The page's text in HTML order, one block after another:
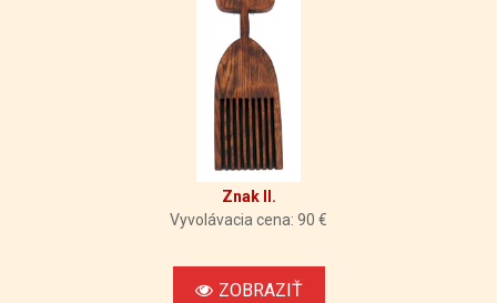
Znak II.
Vyvolávacia cena: 90 €
ZOBRAZIŤ